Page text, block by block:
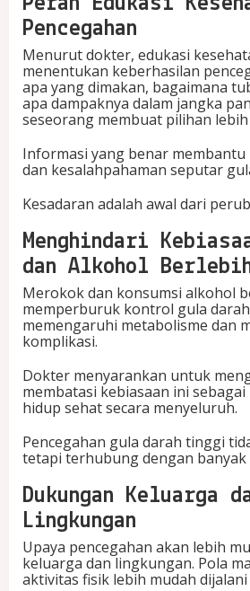
Pencegahan
Menurut dokter, edukasi
menentukan keberhasilan
apa yang dimakan, bagaimana
apa dampaknya dalam jangka
seseorang membuat pilihan lebih
Informasi yang benar
dan kesalahpahaman seputar
Kesadaran adalah awal dari
Menghindari
dan Alkohol
Merokok dan konsumsi alkohol
memperburuk kontrol gula
memengaruhi metabolisme dan
komplikasi.
Dokter menyarankan untuk
membatasi kebiasaan ini
hidup sehat secara menyeluruh.
Pencegahan gula darah tinggi
tetapi terhubung dengan banyak
Dukungan Keluarga
Lingkungan
Upaya pencegahan akan lebih
keluarga dan lingkungan. Pola
aktivitas fisik lebih mudah dijalani